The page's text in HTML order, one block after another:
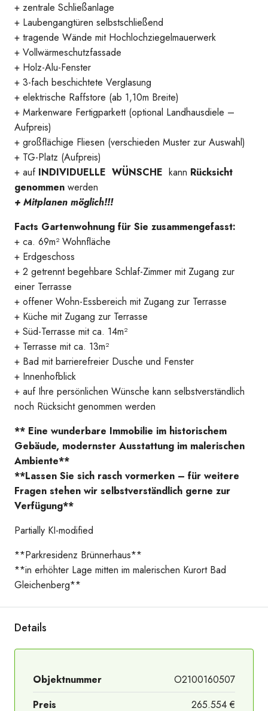
Visualisierung_HausI_HausII
Symbolbild
Umkreis
+ zentrale Schließanlage
+ Laubengangtüren selbstschließend
+ tragende Wände mit Hochlochziegelmauerwerk
+ Vollwärmeschutzfassade
+ Holz-Alu-Fenster
+ 3-fach beschichtete Verglasung
+ elektrische Raffstore (ab 1,10m Breite)
+ Markenware Fertigparkett (optional Landhausdiele –
Aufpreis)
+ großflächige Fliesen (verschieden Muster zur Auswahl)
+ TG-Platz (Aufpreis)
+ auf INDIVIDUELLE WÜNSCHE kann Rücksicht
genommen werden
+ Mitplanen möglich!!!
Facts Gartenwohnung für Sie zusammengefasst:
+ ca. 69m² Wohnfläche
+ Erdgeschoss
+ 2 getrennt begehbare Schlaf-Zimmer mit Zugang zur
einer Terrasse
+ offener Wohn-Essbereich mit Zugang zur Terrasse
+ Küche mit Zugang zur Terrasse
+ Süd-Terrasse mit ca. 14m²
+ Terrasse mit ca. 13m²
+ Bad mit barrierefreier Dusche und Fenster
+ Innenhofblick
+ auf Ihre persönlichen Wünsche kann selbstverständlich
noch Rücksicht genommen werden
** Eine wunderbare Immobilie im historischem
Gebäude, modernster Ausstattung im malerischen
Ambiente**
**Lassen Sie sich rasch vormerken – für weitere
Fragen stehen wir selbstverständlich gerne zur
Verfügung**
Partially KI-modified
**Parkresidenz Brünnerhaus**
**in erhöhter Lage mitten im malerischen Kurort Bad
Gleichenberg**
Details
Objektnummer
O2100160507
Preis
265.554 €